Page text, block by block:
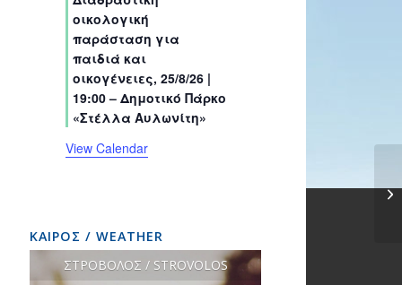
sssss
t
s
t
s
t
s
t
s
t
s
t
s
οικολογική
παράσταση για
παιδιά και
οικογένειες, 25/8/26 |
19:00 – Δημοτικό Πάρκο
«Στέλλα Αυλωνίτη»
View Calendar
ΚΑΙΡΟΣ / WEATHER
ΣΤΡΟΒΟΛΟΣ / STROVOLOS